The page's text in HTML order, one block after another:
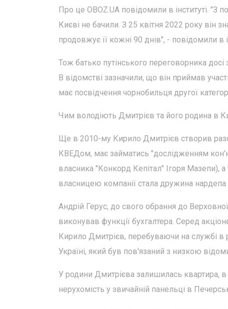
Про це OBOZ.UA повідомили в інституті. "З
Києві не бачили. З 25 квітня 2022 року він
продовжує її кожні 90 днів", - повідомили в
Тож батько путінського переговорника досі
В відомстві зазначили, що він приймав
має посвідчення чорнобильця другої
Чим володіють Дмитрієв та його родина в
Ще в 2010-му Кирило Дмитрієв створив
КВЕДом, має займатись "дослідженням
власника "Конкорд Кепітал" Ігоря Мазепи),
власницею компанії стала дружина нардепа
Андрій Герус, до свого обрання до
виконував функції бухгалтера. Серед
Кирило Дмитрієв, перебуваючи на службі в
Україні, який був пов'язаний з низкою
У родини Дмитрієва залишилась квартира, в
нерухомість у звичайній панельці в